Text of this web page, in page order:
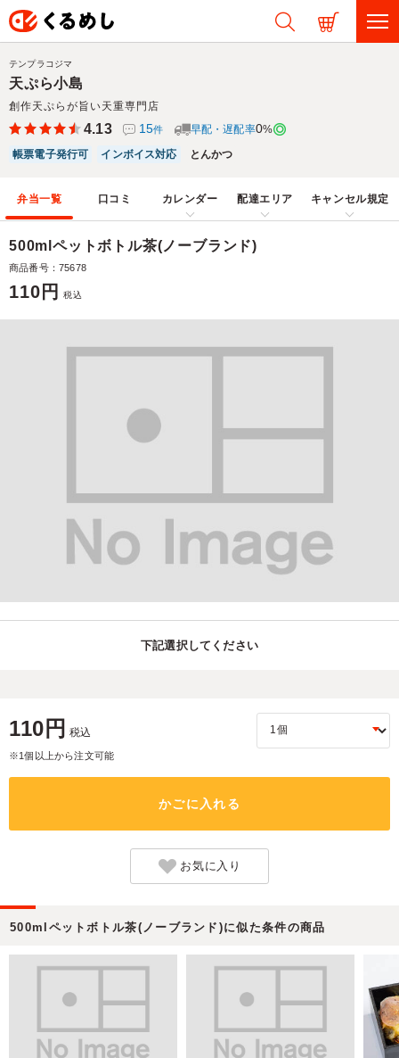
天ぷら小島
創作天ぷらが旨い天重専門店
テンプラコジマ
4.13 15件 早配・遅配率0%
帳票電子発行可
インボイス対応 とんかつ
弁当一覧 口コミ カレンダー 配達エリア キャンセル規定
500mlペットボトル茶(ノーブランド)
商品番号：75678
110円 税込
下記選択してください
110円 税込
※1個以上から注文可能
かごに入れる
お気に入り
500mlペットボトル茶(ノーブランド)に似た条件の商品